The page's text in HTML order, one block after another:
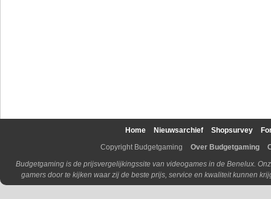
Home Nieuwsarchief Shopsurvey
Copyright Budgetgaming
Over Budgetgaming
Budgetgaming is de prijsvergelijkingssite van videogames in de Benelux.
gamers door te kijken waar zij de beste prijs, service en kwaliteit kunnen